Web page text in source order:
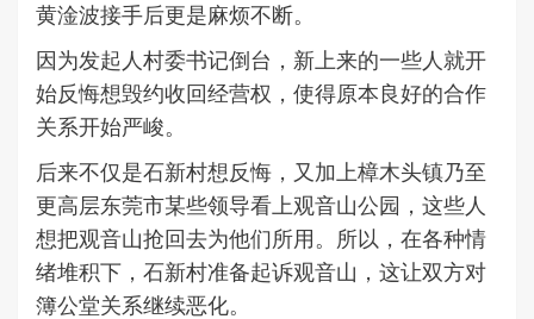
黄淦波接手后更是麻烦不断。
因为发起人村委书记倒台，新上来的一些人就开
始反悔想毁约收回经营权，使得原本良好的合作
关系开始严峻。
后来不仅是石新村想反悔，又加上樟木头镇乃至
更高层东莞市某些领导看上观音山公园，这些人
想把观音山抢回去为他们所用。所以，在各种情
绪堆积下，石新村准备起诉观音山，这让双方对
簿公堂关系继续恶化。